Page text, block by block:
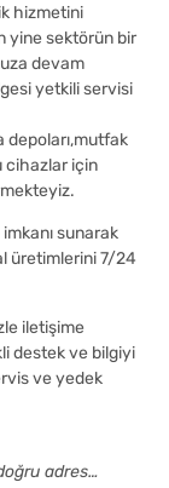
hizmetini
yine sektörün bir
devam
yetkili servisi
depoları,mutfak
cihazlar için
sunarak
üretimlerini 7/24
iletişime
destek ve bilgiyi
ve yedek
adres…